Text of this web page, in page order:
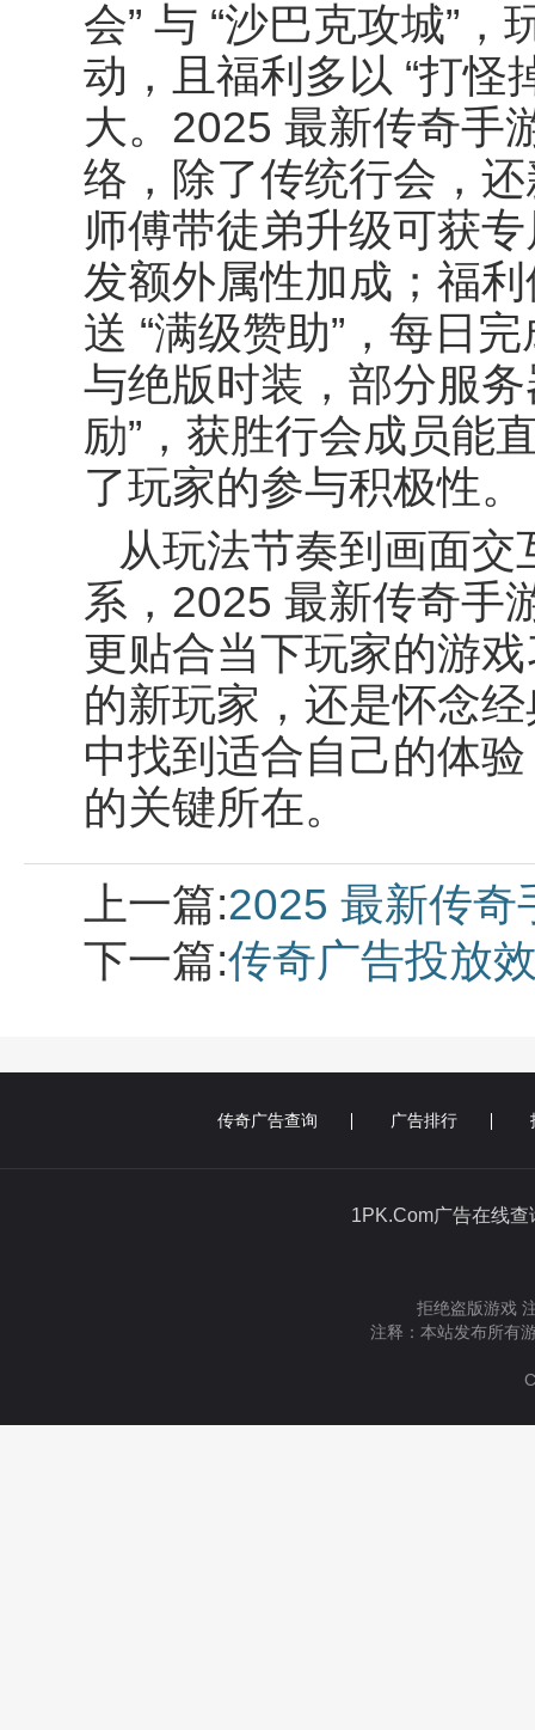
会” 与 “沙巴克攻城” ，
动，且福利多以 “打怪
大。 2025 最新传奇手
络，除了传统行会，
师傅带徒弟升级可获
发额外属性加成；福
送 “满级赞助” ，每日
与绝版时装，部分服
励” ，获胜行会成员能
了玩家的参与积极性。
从玩法节奏到画面
系， 2025 最新传奇手
更贴合当下玩家的游
的新玩家，还是怀念
中找到适合自己的体
的关键所在。
上一篇:2025 最新传奇
下一篇:传奇广告投放
传奇广告查询 广告排行
1PK.Com广告在
拒绝盗版游戏
注释：本站发布所有